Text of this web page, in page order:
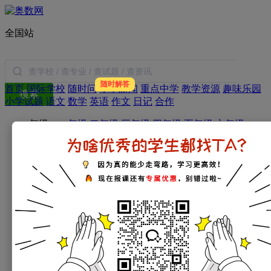
全国站
搜索
首页国际学校 随时问 随时解答
小学新闻 重点中学 教学资源 趣味乐园
小学试题 语文 数学 英语 作文 日记 合作
年级：一年级 二年级 三年级 四年级 五年级 六年级
小学数学 小学语文 小学英语 小学作文
小学日记
家庭教育：教育新闻 学习方法 暑假生活 父母必读
小学：
四年级试题
五年级试题
六年级试题
初一试题 初二试题 初三试题
高中：
高一试题 高二试题 高三试题
考试指南： 资讯 政策 简历 择校 面试 衔接 经验
分班考
名词解释